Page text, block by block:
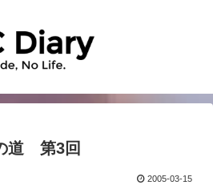
道 第3回
2005-03-15